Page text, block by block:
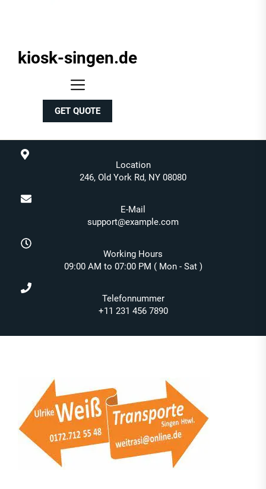
kiosk-
kiosk-singen.de
GET QUOTE
Location
246, Old York Rd, NY 08080
E-Mail
support@example.com
Working Hours
09:00 AM to 07:00 PM ( Mon - Sat )
Telefonnummer
+11 231 456 7890